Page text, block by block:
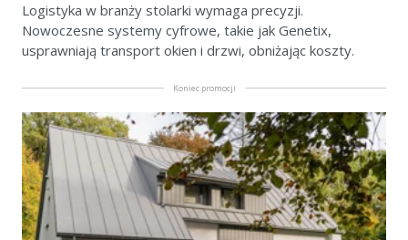
Logistyka w branży stolarki wymaga precyzji.
Nowoczesne systemy cyfrowe, takie jak Genetix,
usprawniają transport okien i drzwi, obniżając koszty.
Koniec promocji